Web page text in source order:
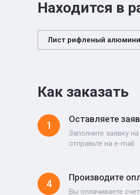
Находится в
Лист рифленый
Как заказать
1
Оставляете
Заполните заявку
отправьте на e-mail
4
Производите
Вы оплачиваете